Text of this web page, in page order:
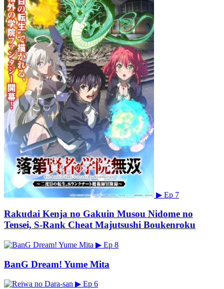
▶ Ep 7
Rakudai Kenja no Gakuin Musou Nidome no
Tensei, S-Rank Cheat Majutsushi Boukenroku
▶ Ep 8
BanG Dream! Yume Mita
▶ Ep 6